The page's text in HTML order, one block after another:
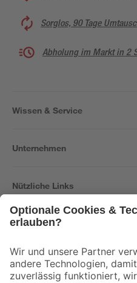
Sorglos, 90 Tage
Abholung im Markt in 2
Wissen & Service
Unternehmen
Nützliche Links
Der toom Newsletter: Keine Angebote
Zur Newsletter Anmeldung